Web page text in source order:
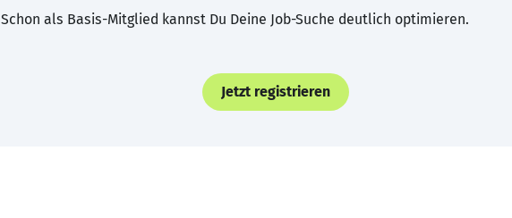
Schon als Basis-Mitglied kannst Du Deine Job-Suche deutlich optimieren.
Jetzt registrieren